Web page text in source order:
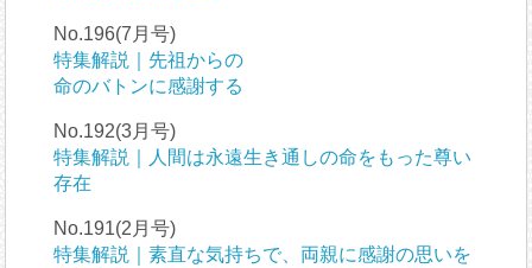
No.196(7月号)
特集解説｜先祖からの
命のバトンに感謝する
No.192(3月号)
特集解説｜人間は永遠生き通しの命をもった尊い
存在
No.191(2月号)
特集解説｜素直な気持ちで、両親に感謝の思いを